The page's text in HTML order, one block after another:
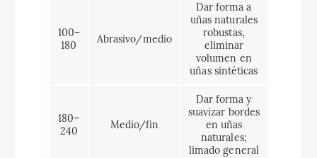
100–
180
Abrasivo/medio
Dar forma a
uñas naturales
robustas,
eliminar
volumen en
uñas sintéticas
180–
240
Medio/fin
Dar forma y
suavizar bordes
en uñas
naturales;
limado general